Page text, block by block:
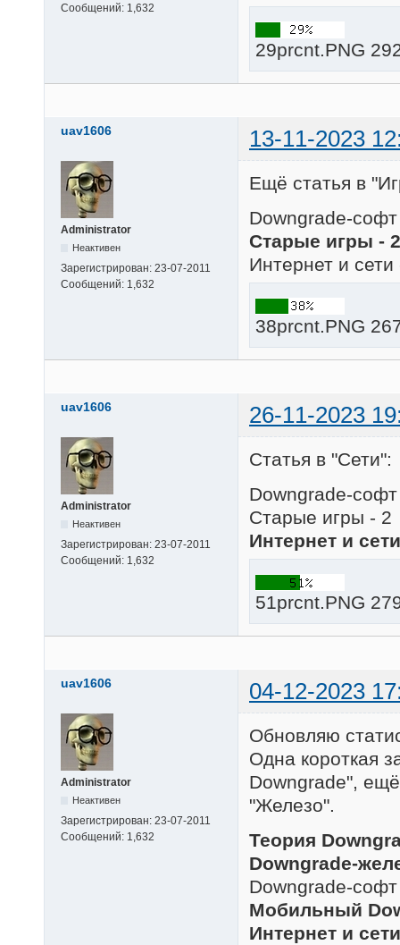
Сообщений: 1,632
29prcnt.PNG
uav1606 13-11-2023
Administrator
Неактивен
Зарегистрирован: 23-07-2011
Сообщений: 1,632
Ещё статья в
Downgrade-
Старые игры - 2
Интернет и сети
38prcnt.PNG
uav1606 26-11-2023
Administrator
Неактивен
Зарегистрирован: 23-07-2011
Сообщений: 1,632
Статья в "Сети":
Downgrade-
Старые игры - 2
Интернет и
51prcnt.PNG
uav1606 04-12-2023
Administrator
Неактивен
Зарегистрирован: 23-07-2011
Сообщений: 1,632
Обновляю
Одна короткая
Downgrade",
"Железо".
Теория
Downgrade-
Downgrade-
Мобильный
Интернет и